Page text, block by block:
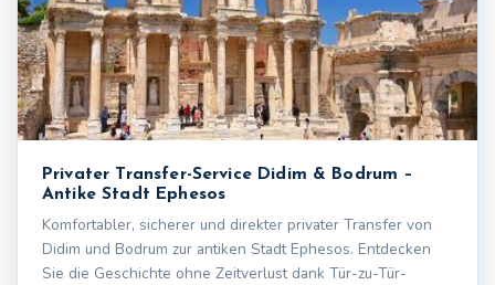
Privater Transfer-Service Didim & Bodrum –
Antike Stadt Ephesos
Komfortabler, sicherer und direkter privater Transfer von
Didim und Bodrum zur antiken Stadt Ephesos. Entdecken
Sie die Geschichte ohne Zeitverlust dank Tür-zu-Tür-